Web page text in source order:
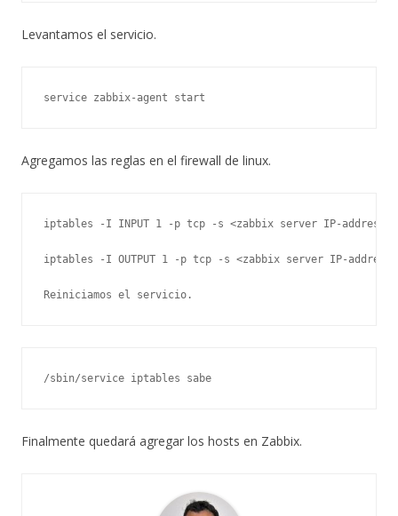
Levantamos el servicio.
service zabbix-agent start
Agregamos las reglas en el firewall de linux.
iptables -I INPUT 1 -p tcp -s <zabbix server IP-address>
iptables -I OUTPUT 1 -p tcp -s <zabbix server IP-address>
Reiniciamos el servicio.
/sbin/service iptables sabe
Finalmente quedará agregar los hosts en Zabbix.